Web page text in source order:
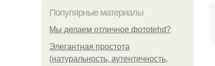
Популярные материалы
Мы делаем отличное фотоtehd?
Элегантная простота
(натуральность, аутентичность,